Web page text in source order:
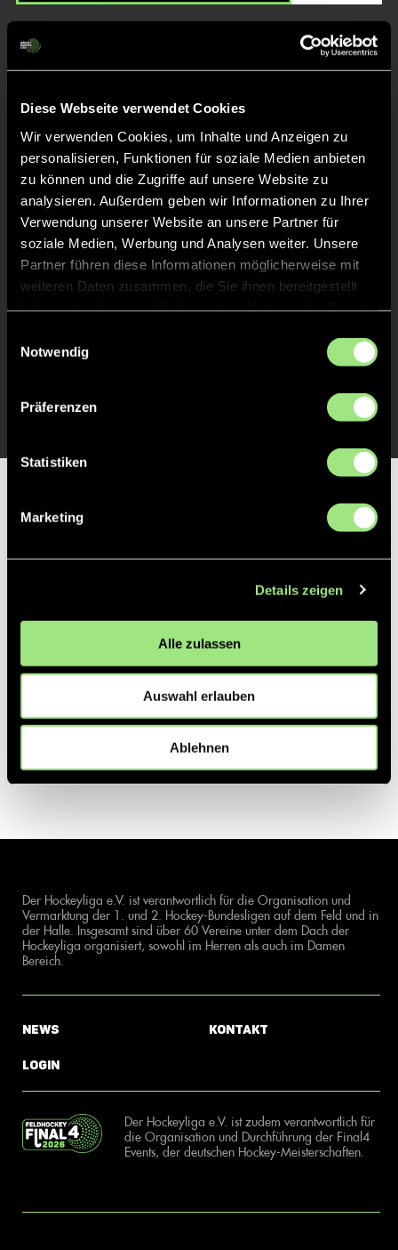
Diese Webseite verwendet Cookies
Wir verwenden Cookies, um Inhalte und Anzeigen zu
personalisieren, Funktionen für soziale Medien anbieten
zu können und die Zugriffe auf unsere Website zu
analysieren. Außerdem geben wir Informationen zu Ihrer
Verwendung unserer Website an unsere Partner für
soziale Medien, Werbung und Analysen weiter. Unsere
Partner führen diese Informationen möglicherweise mit
weiteren Daten zusammen, die Sie ihnen bereitgestellt
Notwendig
Präferenzen
Statistiken
Marketing
Details zeigen
Alle zulassen
Auswahl erlauben
Ablehnen
Liveticker
Keine Daten verfügbar.
Der Hockeyliga e.V. ist verantwortlich für die Organisation und
Vermarktung der 1. und 2. Hockey-Bundesligen auf dem Feld und in
der Halle. Insgesamt sind über 60 Vereine unter dem Dach der
Hockeyliga organisiert, sowohl im Herren als auch im Damen
Bereich.
News
Login
Kontakt
Der Hockeyliga e.V. ist zudem verantwortlich für
die Organisation und Durchführung der Final4
Events, der deutschen Hockey-Meisterschaften.